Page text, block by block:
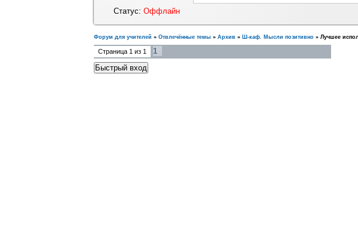
Статус: Оффлайн
Форум для учителей » Отвлечённые темы » Архив » Ш-каф. Мысли позитивно » Лучшее
Страница 1 из 1
1